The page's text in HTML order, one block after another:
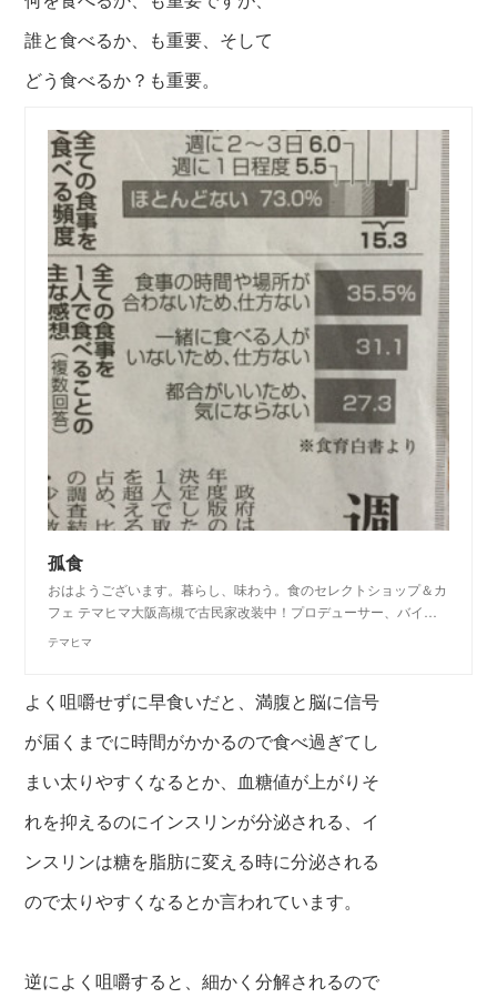
誰と食べるか、も重要、そして
どう食べるか？も重要。
孤食
おはようございます。暮らし、味わう。食のセレクトショップ＆カ
フェ テマヒマ大阪高槻で古民家改装中！プロデューサー、バイ…
テマヒマ
よく咀嚼せずに早食いだと、満腹と脳に信号
が届くまでに時間がかかるので食べ過ぎてし
まい太りやすくなるとか、血糖値が上がりそ
れを抑えるのにインスリンが分泌される、イ
ンスリンは糖を脂肪に変える時に分泌される
ので太りやすくなるとか言われています。
逆によく咀嚼すると、細かく分解されるので